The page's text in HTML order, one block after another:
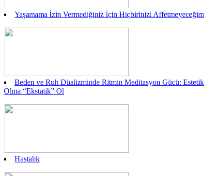
Yaşamama İzin Vermediğiniz İçin Hiçbirinizi Affetmeyeceğim
Beden ve Ruh Düalizminde Ritmin Meditasyon Gücü: Estetik
Olma “Ekstatik” Ol
Hastalık